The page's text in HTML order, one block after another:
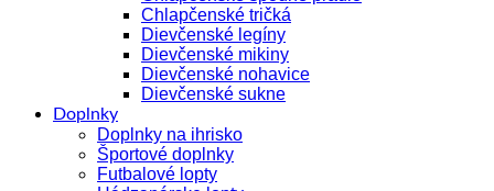
Chlapčenské tričká
Dievčenské legíny
Dievčenské mikiny
Dievčenské nohavice
Dievčenské sukne
Doplnky
Doplnky na ihrisko
Športové doplnky
Futbalové lopty